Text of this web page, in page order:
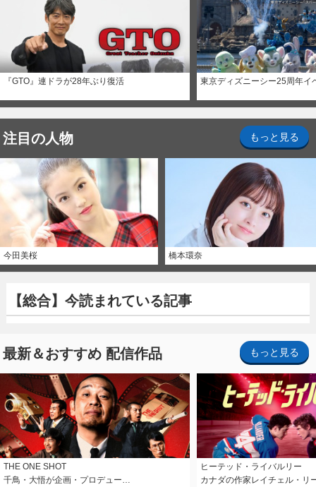
『GTO』連ドラが28年ぶり復活 東京ディズニーシー25周年イ
注目の人物 もっと見る
今田美桜 橋本環奈
【総合】今読まれている記事
最新＆おすすめ 配信作品 もっと見る
THE ONE SHOT
千鳥・大悟が企画・プロデュー…
ヒーテッド・ライバルリー
カナダの作家レイチェル・リ